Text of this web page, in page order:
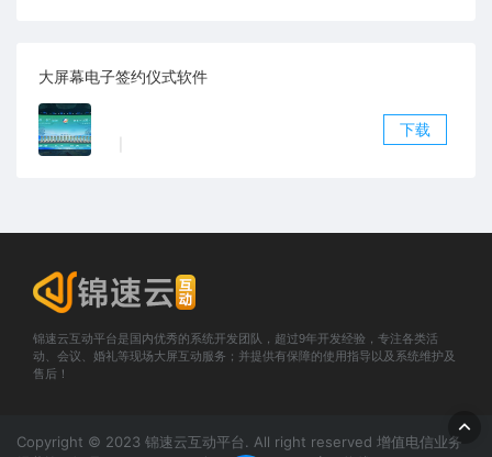
大屏幕电子签约仪式软件
下载
锦速云互动平台是国内优秀的系统开发团队，超过9年开发经验，专注各类活
动、会议、婚礼等现场大屏互动服务；并提供有保障的使用指导以及系统维护及
售后！
Copyright © 2023 锦速云互动平台. All right reserved 增值电信业务